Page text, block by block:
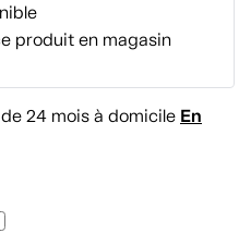
produit en magasin
24 mois à domicile En